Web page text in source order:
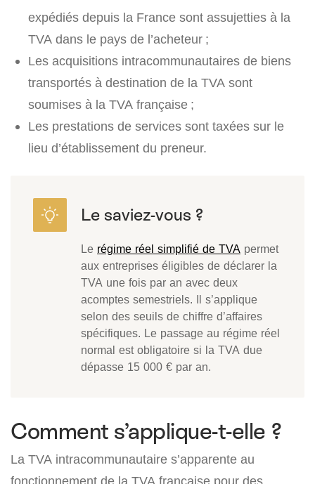
expédiés depuis la France sont assujetties à la
TVA dans le pays de l’acheteur ;
Les acquisitions intracommunautaires de biens
transportés à destination de la TVA sont
soumises à la TVA française ;
Les prestations de services sont taxées sur le
lieu d’établissement du preneur.
Le régime réel simplifié de TVA permet
aux entreprises éligibles de déclarer la
TVA une fois par an avec deux
acomptes semestriels. Il s’applique
selon des seuils de chiffre d’affaires
spécifiques. Le passage au régime réel
normal est obligatoire si la TVA due
dépasse 15 000 € par an.
Comment s’applique-t-elle ?
La TVA intracommunautaire s’apparente au
fonctionnement de la TVA française pour des